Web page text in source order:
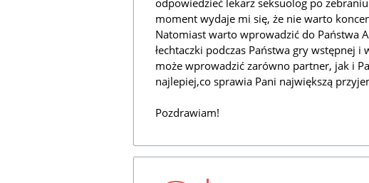
odpowiedzieć lekarz seksuolog po
moment wydaje mi się, że nie warto
Natomiast warto wprowadzić do Państwa
łechtaczki podczas Państwa gry wstępnej i
może wprowadzić zarówno partner, jak i
najlepiej,co sprawia Pani największą
Pozdrawiam!